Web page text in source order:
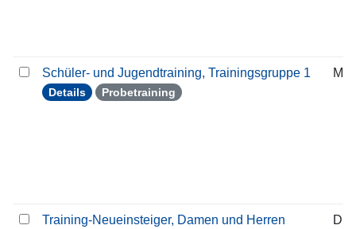
Schüler- und Jugendtraining, Trainingsgruppe 1
Details Probetraining
Training-Neueinsteiger, Damen und Herren